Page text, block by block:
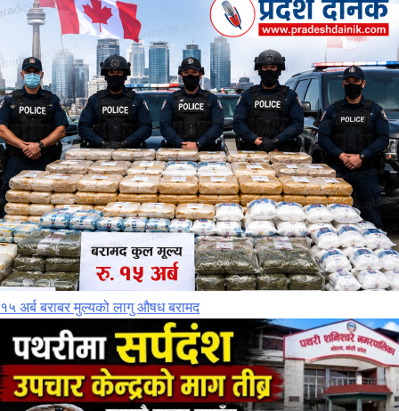
१५ अर्ब बराबर मुल्यको लागु औषध बरामद